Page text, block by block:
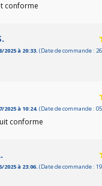
conforme
à 20:33. (Date de commande :
à 10:24. (Date de commande :
conforme
à 23:06. (Date de commande :